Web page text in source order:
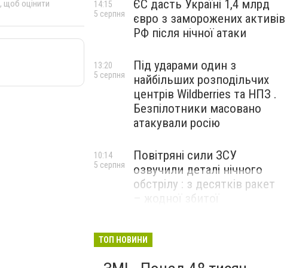
, щоб оцінити
ЄС дасть Україні 1,4 млрд
євро з заморожених активів
РФ після нічної атаки
14:15
5 серпня
Під ударами один з
найбільших розподільчих
центрів Wildberries та НПЗ .
Безпілотники масовано
атакували росію
13:20
5 серпня
Повітряні сили ЗСУ
озвучили деталі нічного
обстрілу : з десятків ракет
– жодної збитої
10:14
5 серпня
ТОП НОВИНИ